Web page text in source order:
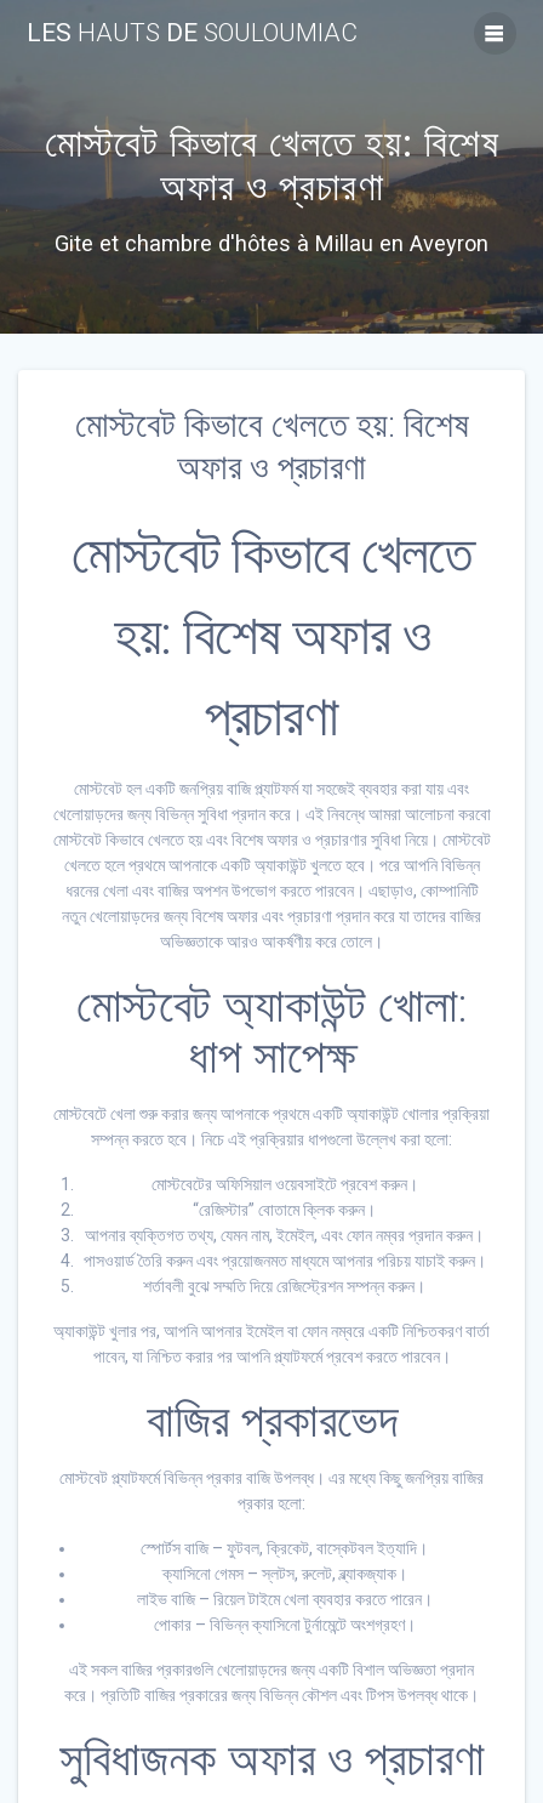
to
LES HAUTS DE SOULOUMIAC
মোস্টবেট কিভাবে খেলতে হয়: বিশেষ
অফার ও প্রচারণা
Gite et chambre d'hôtes à Millau en Aveyron
মোস্টবেট কিভাবে খেলতে হয়: বিশেষ
অফার ও প্রচারণা
মোস্টবেট কিভাবে খেলতে
হয়: বিশেষ অফার ও
প্রচারণা
মোস্টবেট হল একটি জনপ্রিয় বাজি প্ল্যাটফর্ম যা সহজেই ব্যবহার করা যায় এবং
খেলোয়াড়দের জন্য বিভিন্ন সুবিধা প্রদান করে। এই নিবন্ধে আমরা আলোচনা করবো
মোস্টবেট কিভাবে খেলতে হয় এবং বিশেষ অফার ও প্রচারণার সুবিধা নিয়ে। মোস্টবেট
খেলতে হলে প্রথমে আপনাকে একটি অ্যাকাউন্ট খুলতে হবে। পরে আপনি বিভিন্ন
ধরনের খেলা এবং বাজির অপশন উপভোগ করতে পারবেন। এছাড়াও, কোম্পানিটি
নতুন খেলোয়াড়দের জন্য বিশেষ অফার এবং প্রচারণা প্রদান করে যা তাদের বাজির
অভিজ্ঞতাকে আরও আকর্ষণীয় করে তোলে।
মোস্টবেট অ্যাকাউন্ট খোলা:
ধাপ সাপেক্ষ
মোস্টবেটে খেলা শুরু করার জন্য আপনাকে প্রথমে একটি অ্যাকাউন্ট খোলার প্রক্রিয়া
সম্পন্ন করতে হবে। নিচে এই প্রক্রিয়ার ধাপগুলো উল্লেখ করা হলো:
মোস্টবেটের অফিসিয়াল ওয়েবসাইটে প্রবেশ করুন।
“রেজিস্টার” বোতামে ক্লিক করুন।
আপনার ব্যক্তিগত তথ্য, যেমন নাম, ইমেইল, এবং ফোন নম্বর প্রদান করুন।
পাসওয়ার্ড তৈরি করুন এবং প্রয়োজনমত মাধ্যমে আপনার পরিচয় যাচাই করুন।
শর্তাবলী বুঝে সম্মতি দিয়ে রেজিস্ট্রেশন সম্পন্ন করুন।
অ্যাকাউন্ট খুলার পর, আপনি আপনার ইমেইল বা ফোন নম্বরে একটি নিশ্চিতকরণ বার্তা
পাবেন, যা নিশ্চিত করার পর আপনি প্ল্যাটফর্মে প্রবেশ করতে পারবেন।
বাজির প্রকারভেদ
মোস্টবেট প্ল্যাটফর্মে বিভিন্ন প্রকার বাজি উপলব্ধ। এর মধ্যে কিছু জনপ্রিয় বাজির
প্রকার হলো:
স্পোর্টস বাজি – ফুটবল, ক্রিকেট, বাস্কেটবল ইত্যাদি।
ক্যাসিনো গেমস – স্লটস, রুলেট, ব্ল্যাকজ্যাক।
লাইভ বাজি – রিয়েল টাইমে খেলা ব্যবহার করতে পারেন।
পোকার – বিভিন্ন ক্যাসিনো টুর্নামেন্টে অংশগ্রহণ।
এই সকল বাজির প্রকারগুলি খেলোয়াড়দের জন্য একটি বিশাল অভিজ্ঞতা প্রদান
করে। প্রতিটি বাজির প্রকারের জন্য বিভিন্ন কৌশল এবং টিপস উপলব্ধ থাকে।
সুবিধাজনক অফার ও প্রচারণা